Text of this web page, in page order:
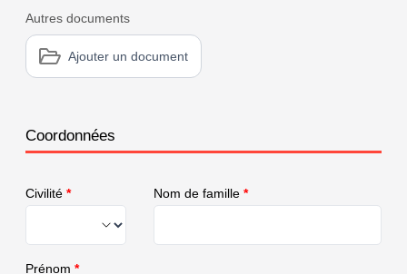
Autres documents
Ajouter un document
Coordonnées
Civilité * Nom de famille *
Prénom *